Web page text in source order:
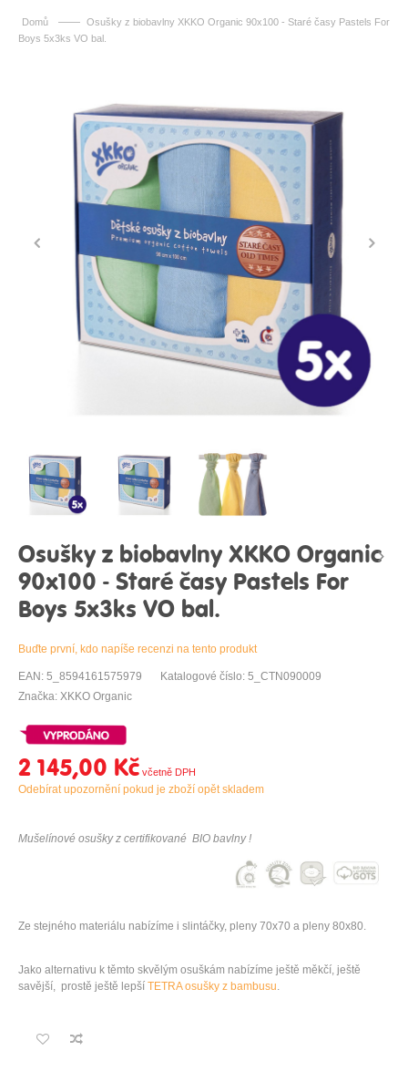
Domů —— Osušky z biobavlny XKKO Organic 90x100 - Staré časy Pastels For
Boys 5x3ks VO bal.
Osušky z biobavlny XKKO Organic
90x100 - Staré časy Pastels For
Boys 5x3ks VO bal.
Buďte první, kdo napíše recenzi na tento produkt
EAN: 5_8594161575979
Katalogové číslo: 5_CTN090009
Značka: XKKO Organic
2 145,00 Kč
Odebírat upozornění pokud je zboží opět skladem
Mušelínové osušky z certifikované BIO bavlny !
Ze stejného materiálu nabízíme i slintáčky, pleny 70x70 a pleny 80x80.
Jako alternativu k těmto skvělým osuškám nabízíme ještě měkčí, ještě
savější, prostě ještě lepší TETRA osušky z bambusu.